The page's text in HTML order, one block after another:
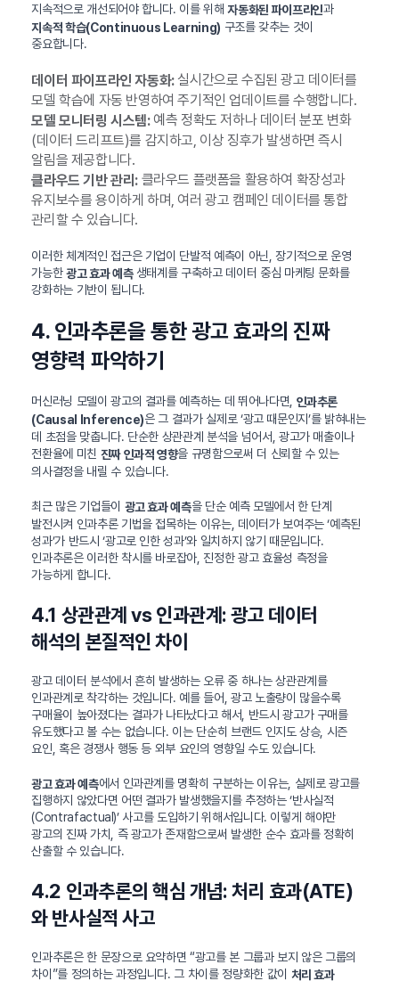
지속적으로 개선되어야 합니다. 이를 위해자동화된 파이프라인과
지속적 학습(Continuous Learning) 구조를 갖추는 것이
중요합니다.
데이터 파이프라인 자동화:실시간으로 수집된 광고 데이터를
모델 학습에 자동 반영하여 주기적인 업데이트를 수행합니다.
모델 모니터링 시스템:예측 정확도 저하나 데이터 분포 변화
(데이터 드리프트)를 감지하고, 이상 징후가 발생하면 즉시
알림을 제공합니다.
클라우드 기반 관리:클라우드 플랫폼을 활용하여 확장성과
유지보수를 용이하게 하며, 여러 광고 캠페인 데이터를 통합
관리할 수 있습니다.
이러한 체계적인 접근은 기업이 단발적 예측이 아닌, 장기적으로 운영
가능한광고 효과 예측생태계를 구축하고 데이터 중심 마케팅 문화를
강화하는 기반이 됩니다.
4. 인과추론을 통한 광고 효과의 진짜
영향력 파악하기
머신러닝 모델이 광고의 결과를 예측하는 데 뛰어나다면, 인과추론
(Causal Inference)은 그 결과가 실제로 ‘광고 때문인지’를 밝혀내는
데 초점을 맞춥니다. 단순한 상관관계 분석을 넘어서, 광고가 매출이나
전환율에 미친 진짜 인과적 영향을 규명함으로써 더 신뢰할 수 있는
의사결정을 내릴 수 있습니다.
최근 많은 기업들이 광고 효과 예측을 단순 예측 모델에서 한 단계
발전시켜 인과추론 기법을 접목하는 이유는, 데이터가 보여주는 ‘예측된
성과’가 반드시 ‘광고로 인한 성과’와 일치하지 않기 때문입니다.
인과추론은 이러한 착시를 바로잡아, 진정한 광고 효율성 측정을
가능하게 합니다.
4.1 상관관계 vs 인과관계: 광고 데이터
해석의 본질적인 차이
광고 데이터 분석에서 흔히 발생하는 오류 중 하나는 상관관계를
인과관계로 착각하는 것입니다. 예를 들어, 광고 노출량이 많을수록
구매율이 높아졌다는 결과가 나타났다고 해서, 반드시 광고가 구매를
유도했다고 볼 수는 없습니다. 이는 단순히 브랜드 인지도 상승, 시즌
요인, 혹은 경쟁사 행동 등 외부 요인의 영향일 수도 있습니다.
광고 효과 예측에서 인과관계를 명확히 구분하는 이유는, 실제로 광고를
집행하지 않았다면 어떤 결과가 발생했을지를 추정하는 ‘반사실적
(Contrafactual)’ 사고를 도입하기 위해서입니다. 이렇게 해야만
광고의 진짜 가치, 즉 광고가 존재함으로써 발생한 순수 효과를 정확히
산출할 수 있습니다.
4.2 인과추론의 핵심 개념: 처리 효과(ATE)
와 반사실적 사고
인과추론은 한 문장으로 요약하면 “광고를 본 그룹과 보지 않은 그룹의
차이”를 정의하는 과정입니다. 그 차이를 정량화한 값이 처리 효과